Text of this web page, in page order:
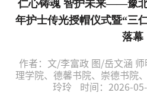
仁心铸魂 智护未来——豫
年护士传光授帽仪式暨“三
落幕
作者：文/李富政 图/岳文涵 师
理学院、德馨书院、崇德书院
玲玲
时间：2026-